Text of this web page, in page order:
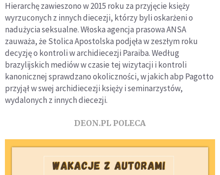
Hierarchę zawieszono w 2015 roku za przyjęcie księży
wyrzuconych z innych diecezji, którzy byli oskarżeni o
nadużycia seksualne. Włoska agencja prasowa ANSA
zauważa, że Stolica Apostolska podjęła w zeszłym roku
decyzję o kontroli w archidiecezji Paraiba. Według
brazylijskich mediów w czasie tej wizytacji i kontroli
kanonicznej sprawdzano okoliczności, w jakich abp Pagotto
przyjął w swej archidiecezji księży i seminarzystów,
wydalonych z innych diecezji.
DEON.PL POLECA